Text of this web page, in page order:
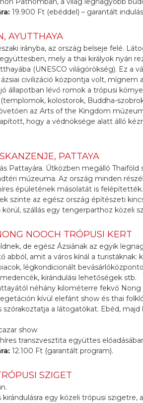
19.900 Ft (ebéddel) – garantált
AYUTTHAYA
irányba, az ország belseje felé.
mely a thai királyok nyári
(UNESCO világörökség). Ez a
civilizáció központja volt, mígnem
állapotban lévő romok a trópusi
kolostorok, Buddha-
az Arts of the Kingdom
hogy a védnöksége alatt álló
PATTAYA
Pattayára. Útközben megálló Thaiföld
múzeuma. Az ország minden
épületének másolatát is
szinte az egész ország építészeti
körül, szállás egy tengerparthoz közeli
NOOCH TRÓPUSI KERT
de egész Ázsiának az egyik
abból, amit a város kínál a turistáknak:
légkondicionált
kirándulási lehetőségek stb.
néhány kilométerre fekvő
kívül elefánt show és thai
szórakoztatja a látogatókat. Ebéd,
show
transzvesztita együttes
12.100 Ft (garantált program).
SZIGET
egy közeli trópusi szigetre,